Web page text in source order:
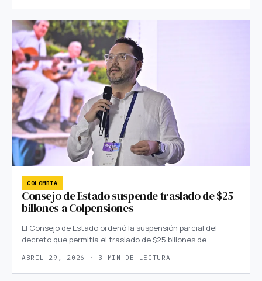
COLOMBIA
Consejo de Estado suspende traslado de $25
billones a Colpensiones
El Consejo de Estado ordenó la suspensión parcial del
decreto que permitía el traslado de $25 billones de…
ABRIL 29, 2026 · 3 MIN DE LECTURA